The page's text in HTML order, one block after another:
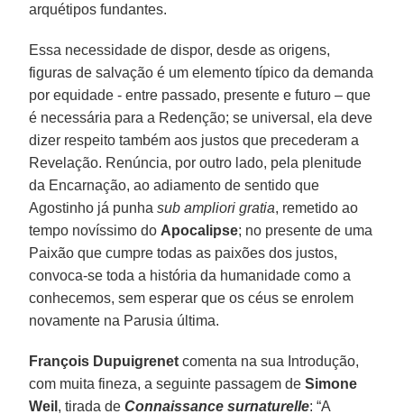
arquétipos fundantes.
Essa necessidade de dispor, desde as origens,
figuras de salvação é um elemento típico da demanda
por equidade - entre passado, presente e futuro – que
é necessária para a Redenção; se universal, ela deve
dizer respeito também aos justos que precederam a
Revelação. Renúncia, por outro lado, pela plenitude
da Encarnação, ao adiamento de sentido que
Agostinho já punhasub ampliori gratia, remetido ao
tempo novíssimo do Apocalipse; no presente de uma
Paixão que cumpre todas as paixões dos justos,
convoca-se toda a história da humanidade como a
conhecemos, sem esperar que os céus se enrolem
novamente na Parusia última.
François Dupuigrenet comenta na sua Introdução,
com muita fineza, a seguinte passagem deSimone
Weil , tirada deConnaissance surnaturelle: “A